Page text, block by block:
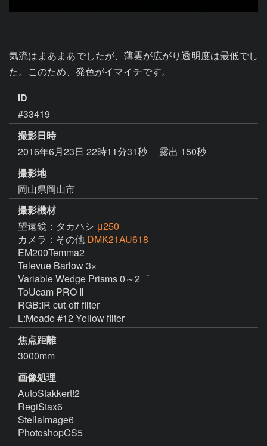
気流はまあまあでしたが、薄雲が広がり透明度は最低でし
た。このため、発色がイマイチです。
ID
#33419
撮影日時
2016年6月23日 22時11分31秒
露出 150秒
撮影地
岡山県岡山市
撮影機材
望遠鏡：タカハシ μ250
カメラ：その他 DMK21AU618
EM200Temma2
Televue Barlow 3×
Variable Wedge Prisms 0～2゜
ToUcam PRO Ⅱ
RGB:IR cut-off filter
L:Meade #12 Yellow filter
焦点距離
3000mm
画像処理
AutoStakkert!2
RegiStax6
StellaImage6
PhotoshopCS5